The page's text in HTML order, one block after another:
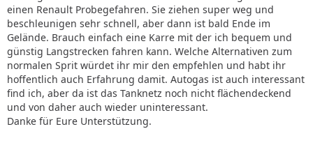
einen Renault Probegefahren. Sie ziehen super weg und
beschleunigen sehr schnell, aber dann ist bald Ende im
Gelände. Brauch einfach eine Karre mit der ich bequem und
günstig Langstrecken fahren kann. Welche Alternativen zum
normalen Sprit würdet ihr mir den empfehlen und habt ihr
hoffentlich auch Erfahrung damit. Autogas ist auch interessant
find ich, aber da ist das Tanknetz noch nicht flächendeckend
und von daher auch wieder uninteressant.
Danke für Eure Unterstützung.